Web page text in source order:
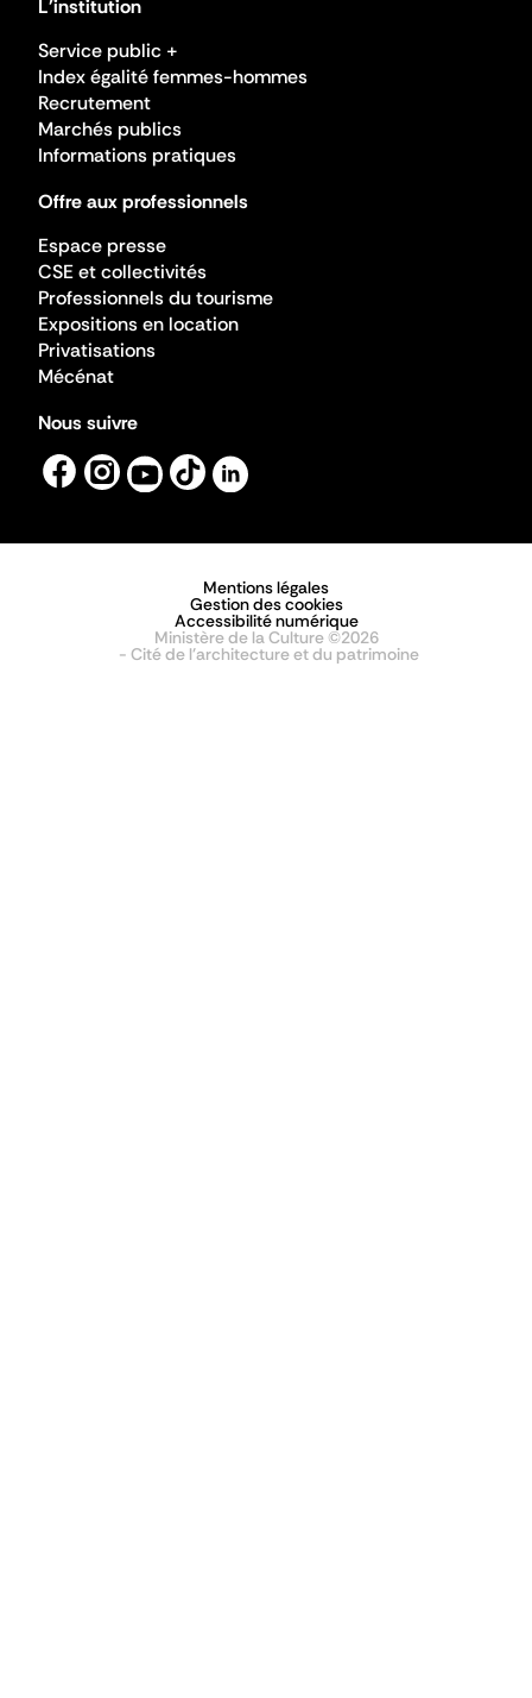
L'institution
Service public +
Index égalité femmes-hommes
Recrutement
Marchés publics
Informations pratiques
Offre aux professionnels
Espace presse
CSE et collectivités
Professionnels du tourisme
Expositions en location
Privatisations
Mécénat
Nous suivre
Mentions légales
Gestion des cookies
Accessibilité numérique
Ministère de la Culture ©2026
- Cité de l'architecture et du patrimoine